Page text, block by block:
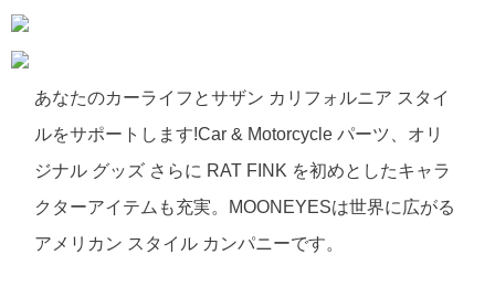
あなたのカーライフとサザン カリフォルニア スタイ
ルをサポートします!Car & Motorcycle パーツ、オリ
ジナル グッズ さらに RAT FINK を初めとしたキャラ
クターアイテムも充実。MOONEYESは世界に広がる
アメリカン スタイル カンパニーです。